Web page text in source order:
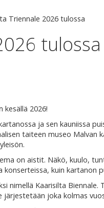
Triennale 2026 tulossa
tulossa
kesällä 2026!
ja sen kauniissa
taiteen museo
on aistit. Näkö, kuulo,
kuin
nimellä Kaarisilta
järjestetään joka kolmas